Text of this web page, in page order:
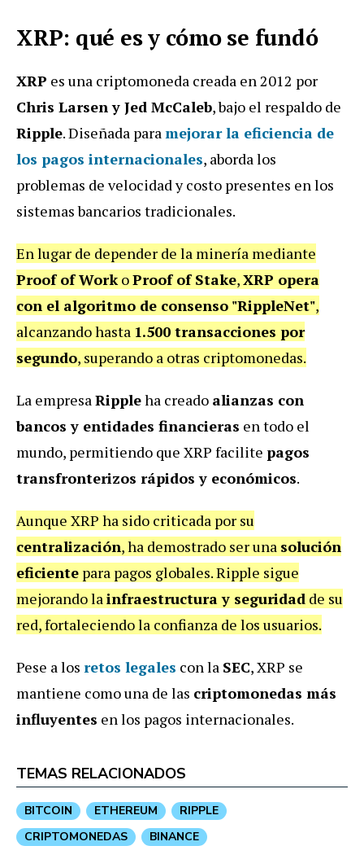
XRP: qué es y cómo se fundó
XRP es una criptomoneda creada en 2012 por
Chris Larsen y Jed McCaleb, bajo el respaldo de
Ripple. Diseñada paramejorar la eficiencia de
los pagos internacionales, aborda los
problemas de velocidad y costo presentes en los
sistemas bancarios tradicionales.
En lugar de depender de la minería mediante
Proof of WorkoProof of Stake,XRP opera
con el algoritmo de consenso "RippleNet",
alcanzando hasta 1.500 transacciones por
segundo, superando a otras criptomonedas.
La empresaRippleha creado alianzas con
bancos y entidades financieras en todo el
mundo, permitiendo que XRP facilite pagos
transfronterizos rápidos y económicos.
Aunque XRP ha sido criticada por su
centralización, ha demostrado ser una solución
eficiente para pagos globales. Ripple sigue
mejorando lainfraestructura y seguridad de su
red, fortaleciendo la confianza de los usuarios.
Pese a los retos legales con la SEC, XRP se
mantiene como una de las criptomonedas más
influyentes en los pagos internacionales.
TEMAS RELACIONADOS
BITCOIN ETHEREUM
RIPPLE
CRIPTOMONEDAS
BINANCE